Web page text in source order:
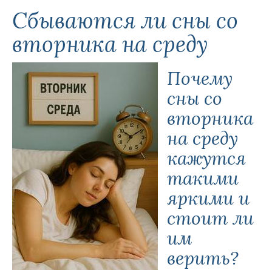
Сбываются ли сны со
вторника на среду
Почему
сны со
вторника
на среду
кажутся
такими
яркими и
стоит ли
им
верить?